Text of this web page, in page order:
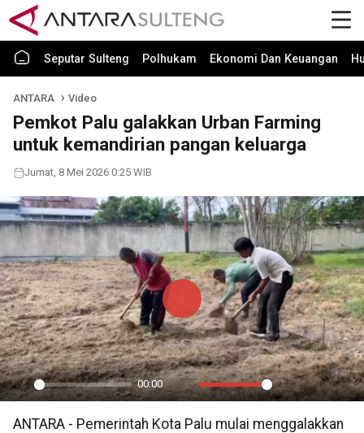
Seputar Sulteng Polhukam Ekonomi Dan Keuangan
ANTARA Video
Pemkot Palu galakkan Urban Farming
untuk kemandirian pangan keluarga
Jumat, 8 Mei 2026 0:25 WIB
Play
00:00
Mute Settings
PIP
Play
ANTARA - Pemerintah Kota Palu mulai menggalakkan